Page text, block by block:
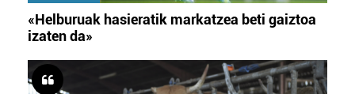
«Helburuak hasieratik markatzea beti gaiztoa
izaten da»